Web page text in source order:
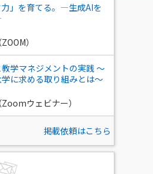
」を育てる。―生成AIを
）
学マネジメントの実践 ～
に求める取り組みとは～
ウェビナー）
掲載依頼はこちら